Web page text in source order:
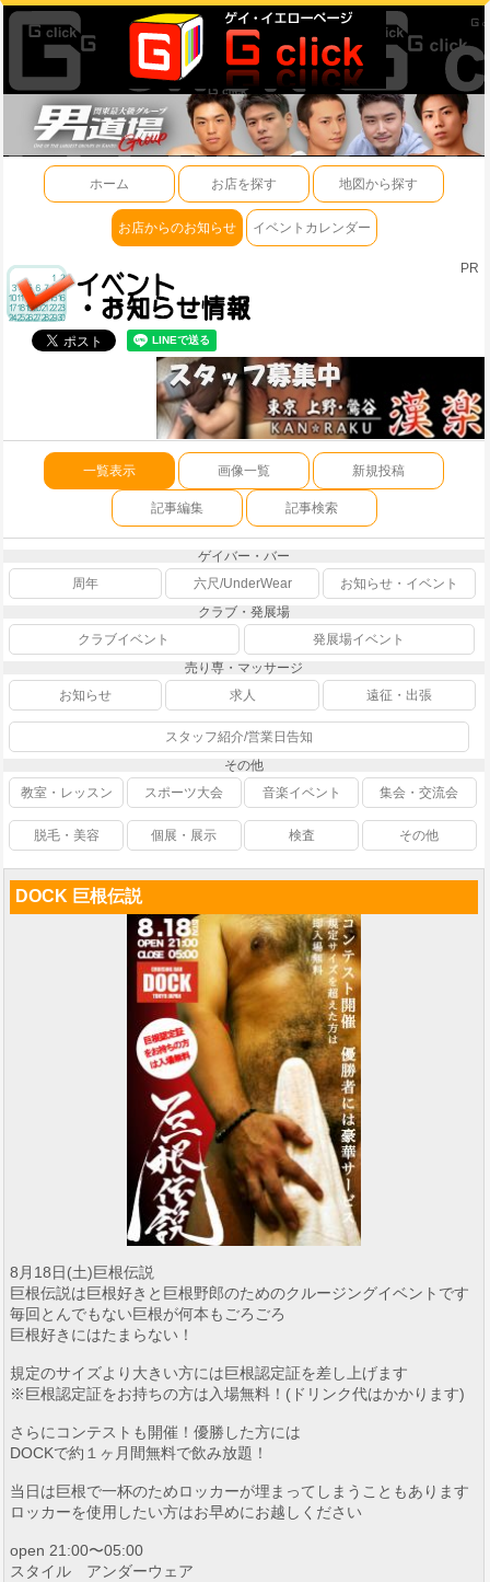
ホーム お店を探す 地図から探す
お店からのお知らせ イベントカレンダー
PR
一覧表示 画像一覧 新規投稿
記事編集 記事検索
ゲイバー・バー
周年
六尺/UnderWear
お知らせ・イベント
クラブ・発展場
クラブイベント
発展場イベント
売り専・マッサージ
お知らせ
求人 遠征・出張
スタッフ紹介/営業日告知
その他
教室・レッスン
スポーツ大会 音楽イベント 集会・交流会
脱毛・美容 個展・展示 検査 その他
DOCK 巨根伝説
8月18日(土)巨根伝説
巨根伝説は巨根好きと巨根野郎のためのクルージングイベントです
毎回とんでもない巨根が何本もごろごろ
巨根好きにはたまらない！
規定のサイズより大きい方には巨根認定証を差し上げます
※巨根認定証をお持ちの方は入場無料！(ドリンク代はかかります)
さらにコンテストも開催！優勝した方には
DOCKで約１ヶ月間無料で飲み放題！
当日は巨根で一杯のためロッカーが埋まってしまうこともあります
ロッカーを使用したい方はお早めにお越しください
open 21:00〜05:00
スタイル アンダーウェア